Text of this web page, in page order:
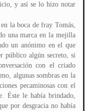
y así se lo hizo notar
la boca de fray Tomás,
una marca en la mejilla
un anónimo en el que
público algún secreto, si
con el criado
algunas sombras en la
pecaminosas con el
Éste le había brindado,
por desgracia no había